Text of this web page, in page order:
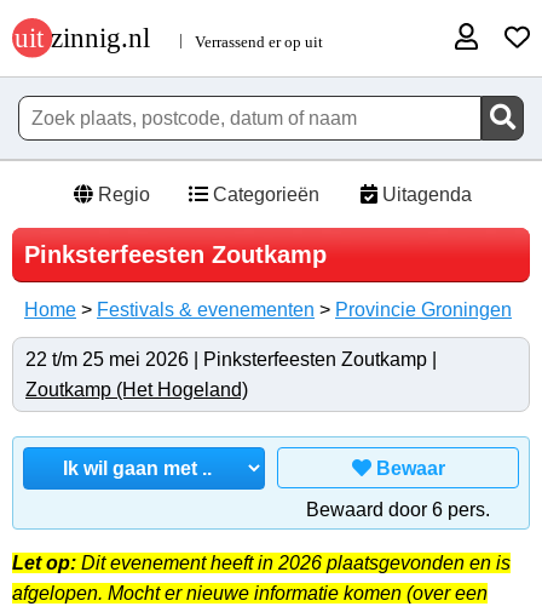
Regio Categorieën Uitagenda
Pinksterfeesten Zoutkamp
Home > Festivals & evenementen > Provincie Groningen
22 t/m 25 mei 2026 | Pinksterfeesten Zoutkamp |
Zoutkamp (Het Hogeland)
Bewaar
Bewaard door 6 pers.
Let op: Dit evenement heeft in 2026 plaatsgevonden en is
afgelopen. Mocht er nieuwe informatie komen (over een